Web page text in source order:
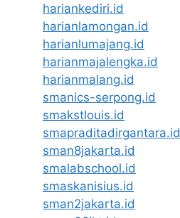
hariankediri.id
harianlamongan.id
harianlumajang.id
harianmajalengka.id
harianmalang.id
smanics-serpong.id
smakstlouis.id
smapraditadirgantara.id
sman8jakarta.id
smalabschool.id
smaskanisius.id
sman2jakarta.id